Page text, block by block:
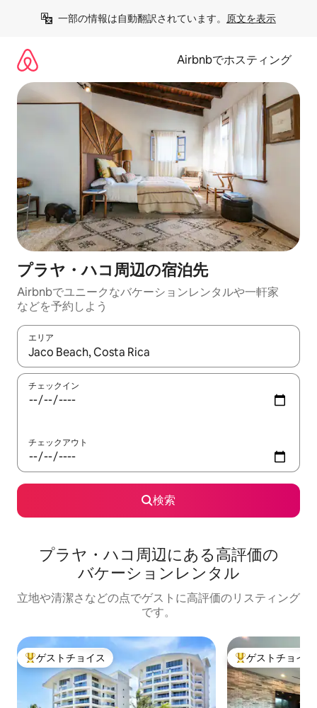
一部の情報は自動翻訳されています。 原文を表示
Airbnbでホスティング
プラヤ・ハコ⁠周⁠辺⁠の宿⁠泊⁠先
Airbnbでユニークなバ⁠ケ⁠ー⁠シ⁠ョ⁠ンレ⁠ン⁠タ⁠ルや一⁠軒⁠家
な⁠ど⁠を予⁠約⁠し⁠よ⁠う
エリア
検索結果が表示されたら、上下の矢印キーを使って移動するか
チェックイン
チェックアウト
検索
プラヤ・ハコ⁠周⁠辺⁠に⁠あ⁠る高⁠評⁠価⁠の
バ⁠ケ⁠ー⁠シ⁠ョ⁠ン⁠レ⁠ン⁠タ⁠ル
立地や清潔さなどの点でゲストに高評価のリスティング
です。
大好評のゲストチョイスです。
ゲストチョイス 大好評のゲスト
ゲストチョイス